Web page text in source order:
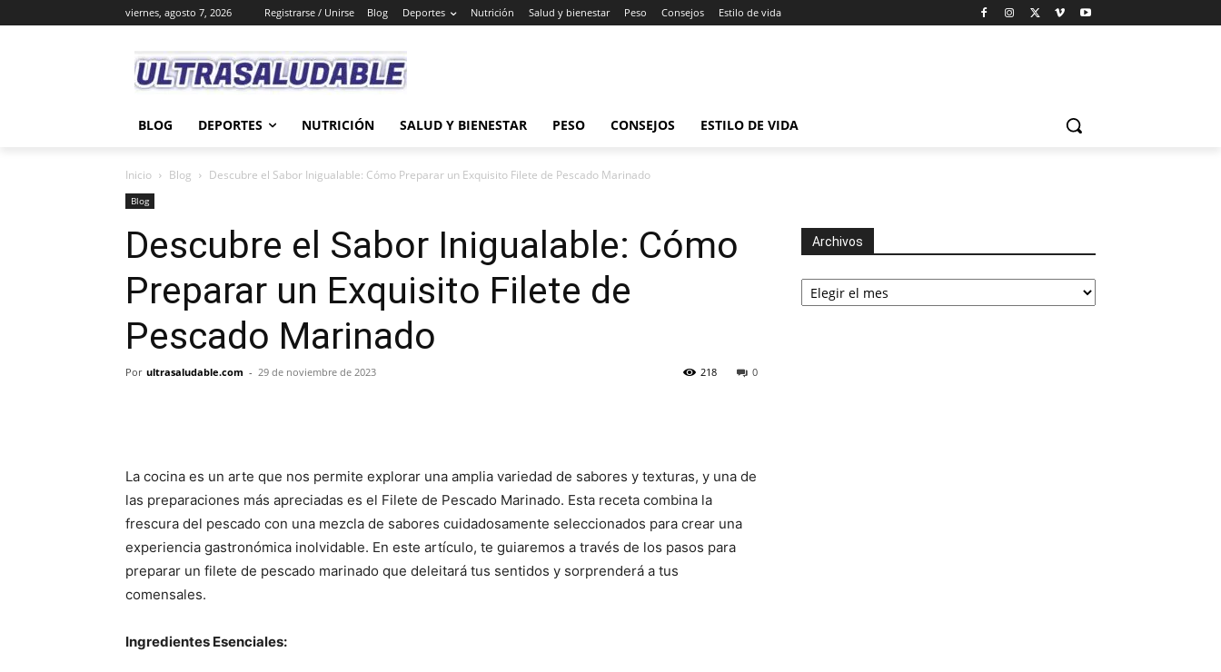
viernes, agosto 7, 2026 Registrarse / Unirse Blog Deportes Nutrición Salud y bienestar Peso Consejos Estilo de vida
BLOG DEPORTES NUTRICIÓN SALUD Y BIENESTAR PESO CONSEJOS ESTILO DE VIDA
Inicio Blog Descubre el Sabor Inigualable: Cómo Preparar un Exquisito Filete de Pescado Marinado
Blog
Descubre el Sabor Inigualable: Cómo
Preparar un Exquisito Filete de
Pescado Marinado
Por ultrasaludable.com - 29 de noviembre de 2023 0
218
La cocina es un arte que nos permite explorar una amplia variedad de sabores y texturas, y una de
las preparaciones más apreciadas es el Filete de Pescado Marinado. Esta receta combina la
frescura del pescado con una mezcla de sabores cuidadosamente seleccionados para crear una
experiencia gastronómica inolvidable. En este artículo, te guiaremos a través de los pasos para
preparar un filete de pescado marinado que deleitará tus sentidos y sorprenderá a tus
comensales.
Ingredientes Esenciales:
Archivos
Archivos